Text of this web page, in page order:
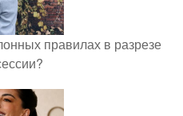
правилах в разрезе